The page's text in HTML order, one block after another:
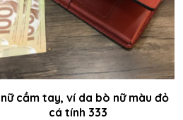
cầm tay, ví da bò nữ màu đỏ
cá tính 333